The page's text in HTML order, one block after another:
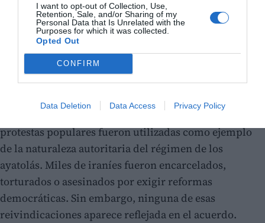
I want to opt-out of Collection, Use,
Retention, Sale, and/or Sharing of my
Personal Data that Is Unrelated with the
Purposes for which it was collected.
Opted Out
CONFIRM
Data Deletion Data Access Privacy Policy
Durante años, la Casa Blanca denunció las violaciones
de los derechos humanos cometidas por la República
Islámica. Las ejecuciones públicas, la persecución de
opositores, la represión de mujeres que reclamaban
protestas populares fueron utilizadas como ejemplo
de la naturaleza autoritaria del régimen de los
ayatolás. Miles de iraníes fueron encarcelados,
torturados o asesinados por exigir reformas
democráticas. Sin embargo, ninguna de esas
reivindicaciones aparece reflejada en el acuerdo.